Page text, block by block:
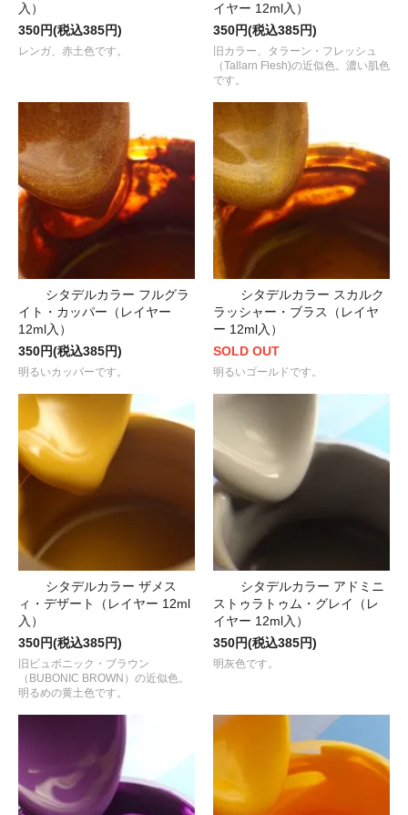
入）
350円(税込385円)
レンガ、赤土色です。
イヤー 12ml入）
350円(税込385円)
旧カラー、タラーン・フレッシュ
（Tallarn Flesh)の近似色。濃い肌色
です。
シタデルカラー フルグラ
イト・カッパー（レイヤー
12ml入）
350円(税込385円)
明るいカッパーです。
シタデルカラー スカルク
ラッシャー・ブラス（レイヤ
ー 12ml入）
SOLD OUT
明るいゴールドです。
シタデルカラー ザメス
ィ・デザート（レイヤー 12ml
入）
350円(税込385円)
旧ビュボニック・ブラウン
（BUBONIC BROWN）の近似色。
明るめの黄土色です。
シタデルカラー アドミニ
ストゥラトゥム・グレイ（レ
イヤー 12ml入）
350円(税込385円)
明灰色です。